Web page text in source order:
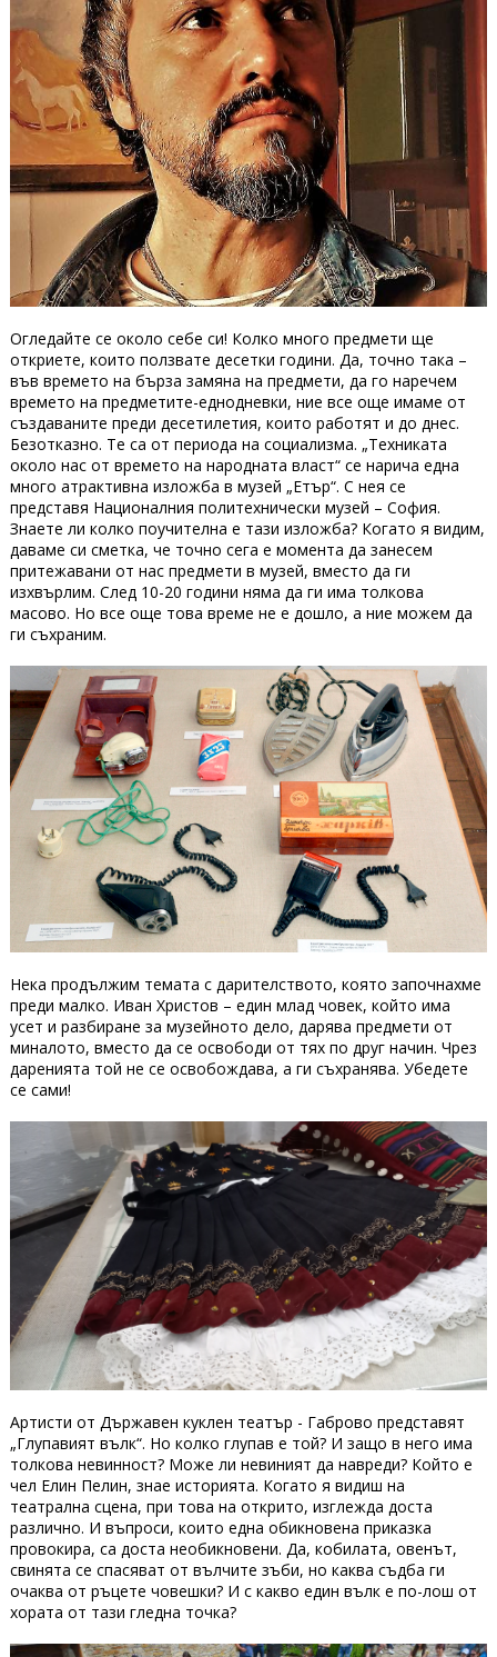
Огледайте се около себе си! Колко много предмети ще
откриете, които ползвате десетки години. Да, точно така –
във времето на бърза замяна на предмети, да го наречем
времето на предметите-еднодневки, ние все още имаме от
създаваните преди десетилетия, които работят и до днес.
Безотказно. Те са от периода на социализма. „Техниката
около нас от времето на народната власт“ се нарича една
много атрактивна изложба в музей „Етър“. С нея се
представя Националния политехнически музей – София.
Знаете ли колко поучителна е тази изложба? Когато я видим,
даваме си сметка, че точно сега е момента да занесем
притежавани от нас предмети в музей, вместо да ги
изхвърлим. След 10-20 години няма да ги има толкова
масово. Но все още това време не е дошло, а ние можем да
ги съхраним.
Нека продължим темата с дарителството, която започнахме
преди малко. Иван Христов – един млад човек, който има
усет и разбиране за музейното дело, дарява предмети от
миналото, вместо да се освободи от тях по друг начин. Чрез
даренията той не се освобождава, а ги съхранява. Убедете
се сами!
Артисти от Държавен куклен театър - Габрово представят
„Глупавият вълк“. Но колко глупав е той? И защо в него има
толкова невинност? Може ли невиният да навреди? Който е
чел Елин Пелин, знае историята. Когато я видиш на
театрална сцена, при това на открито, изглежда доста
различно. И въпроси, които една обикновена приказка
провокира, са доста необикновени. Да, кобилата, овенът,
свинята се спасяват от вълчите зъби, но каква съдба ги
очаква от ръцете човешки? И с какво един вълк е по-лош от
хората от тази гледна точка?